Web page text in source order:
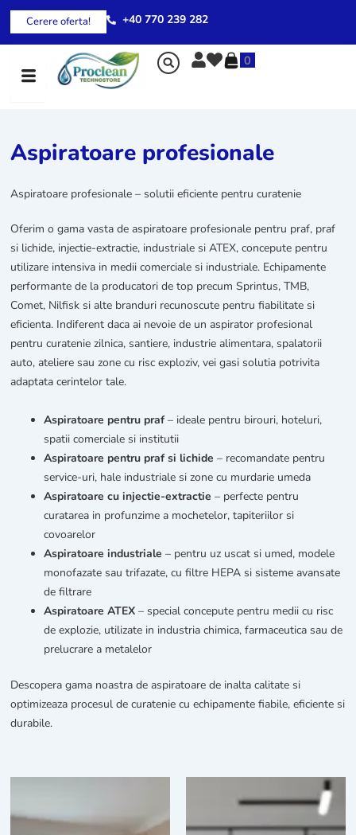
Skip
content
Cerere oferta! +40 770 239 282
0
Aspiratoare profesionale
Aspiratoare profesionale – solutii eficiente pentru curatenie
Oferim o gama vasta de aspiratoare profesionale pentru praf, praf
si lichide, injectie-extractie, industriale si ATEX, concepute pentru
utilizare intensiva in medii comerciale si industriale. Echipamente
performante de la producatori de top precum Sprintus, TMB,
Comet, Nilfisk si alte branduri recunoscute pentru fiabilitate si
eficienta. Indiferent daca ai nevoie de un aspirator profesional
pentru curatenie zilnica, santiere, industrie alimentara, spalatorii
auto, ateliere sau zone cu risc exploziv, vei gasi solutia potrivita
adaptata cerintelor tale.
Aspiratoare pentru praf– ideale pentru birouri, hoteluri,
spatii comerciale si institutii
Aspiratoare pentru praf si lichide – recomandate pentru
service-uri, hale industriale si zone cu murdarie umeda
Aspiratoare cu injectie-extractie – perfecte pentru
curatarea in profunzime a mochetelor, tapiteriilor si
covoarelor
Aspiratoare industriale – pentru uz uscat si umed, modele
monofazate sau trifazate, cu filtre HEPA si sisteme avansate
de filtrare
Aspiratoare ATEX – special concepute pentru medii cu risc
de explozie, utilizate in industria chimica, farmaceutica sau de
prelucrare a metalelor
Descopera gama noastra de aspiratoare de inalta calitate si
optimizeaza procesul de curatenie cu echipamente fiabile, eficiente si
durabile.